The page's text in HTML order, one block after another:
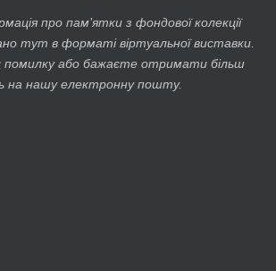
про пам’ятки з фондової колекції
тут в форматі віртуальної виставки.
помилку або бажаєте отримати більш
на нашу електронну пошту.